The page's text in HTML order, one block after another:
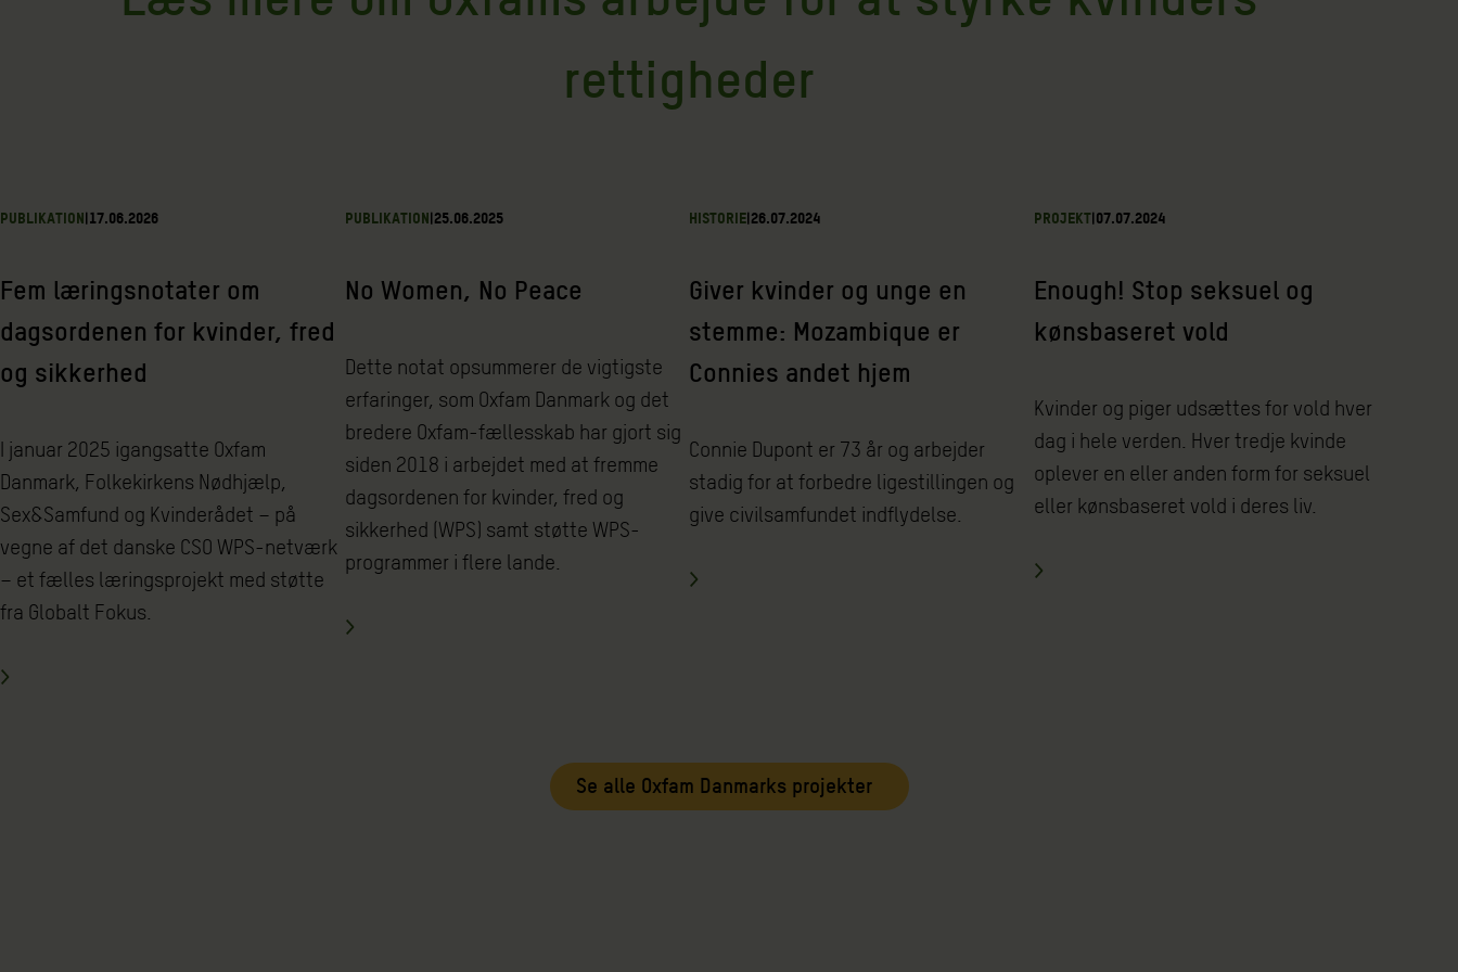
rettigheder
PUBLIKATION|17.06.2026
Fem læringsnotater om
dagsordenen for kvinder, fred
og sikkerhed
I januar 2025 igangsatte Oxfam
Danmark, Folkekirkens Nødhjælp,
Sex&Samfund og Kvinderådet – på
vegne af det danske CSO WPS-netværk
– et fælles læringsprojekt med støtte
fra Globalt Fokus.
PUBLIKATION|25.06.2025
No Women, No Peace
Dette notat opsummerer de vigtigste
erfaringer, som Oxfam Danmark og det
bredere Oxfam-fællesskab har gjort sig
siden 2018 i arbejdet med at fremme
dagsordenen for kvinder, fred og
sikkerhed (WPS) samt støtte WPS-
programmer i flere lande.
HISTORIE|26.07.2024
Giver kvinder og unge en
stemme: Mozambique er
Connies andet hjem
Connie Dupont er 73 år og arbejder
stadig for at forbedre ligestillingen og
give civilsamfundet indflydelse.
PROJEKT|07.07.2024
Enough! Stop seksuel og
kønsbaseret vold
Kvinder og piger udsættes for vold hver
dag i hele verden. Hver tredje kvinde
oplever en eller anden form for seksuel
eller kønsbaseret vold i deres liv.
Se alle Oxfam Danmarks projekter